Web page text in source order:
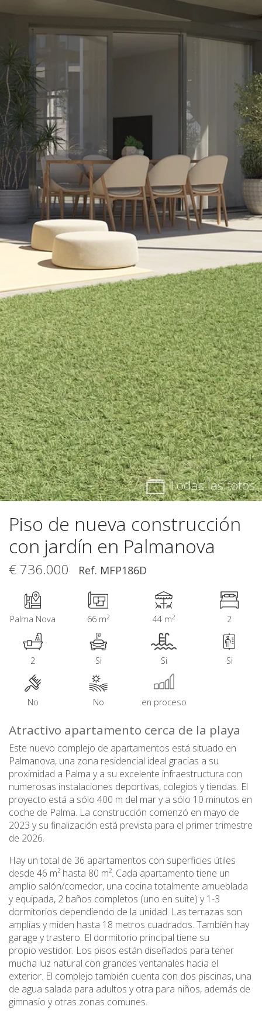
Todas las fotos
Piso de nueva construcción
con jardín en Palmanova
€ 736.000 Ref. MFP186D
Palma Nova 66 m2 44 m2 2
2 Si Si Si
No No en proceso
Atractivo apartamento cerca de la playa
Este nuevo complejo de apartamentos está situado en
Palmanova, una zona residencial ideal gracias a su
proximidad a Palma y a su excelente infraestructura con
numerosas instalaciones deportivas, colegios y tiendas. El
proyecto está a sólo 400 m del mar y a sólo 10 minutos en
coche de Palma. La construcción comenzó en mayo de
2023 y su finalización está prevista para el primer trimestre
de 2026.
Hay un total de 36 apartamentos con superficies útiles
desde 46 m² hasta 80 m². Cada apartamento tiene un
amplio salón/comedor, una cocina totalmente amueblada
y equipada, 2 baños completos (uno en suite) y 1-3
dormitorios dependiendo de la unidad. Las terrazas son
amplias y miden hasta 18 metros cuadrados. También hay
garage y trastero. El dormitorio principal tiene su
propio vestidor. Los pisos están diseñados para tener
mucha luz natural con grandes ventanales hacia el
exterior. El complejo también cuenta con dos piscinas, una
de agua salada para adultos y otra para niños, además de
gimnasio y otras zonas comunes.